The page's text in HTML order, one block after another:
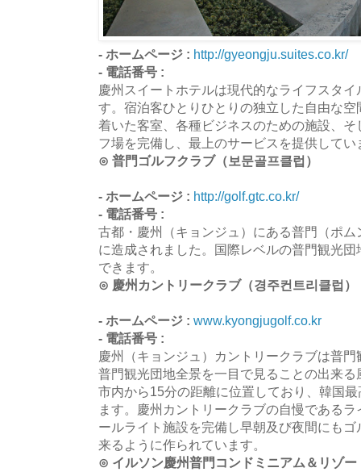
- ホームページ : http://gyeongju.suites.co.kr/
- 電話番号 :
慶州スイートホテルは現代的なライフスタ
す。宿泊客ひとりひとりの独立した自由な
着いた客室、各種ビジネスのための施設、
フ場を完備し、最上のサービスを提供してい
⊙ 普門ゴルフクラブ（보문골프클럽）
- ホームページ : http://golf.gtc.co.kr/
- 電話番号 :
古都・慶州（キョンジュ）にある普門（ポ
に造成されました。国際レベルの普門観光
できます。
⊙ 慶州カントリークラブ（경주컨트리클럽）
- ホームページ : www.kyongjugolf.co.kr
- 電話番号 :
慶州（キョンジュ）カントリークラブは普
普門観光団地全景を一目で見ることの出来
市内から15分の距離に位置しており、韓国
ます。慶州カントリークラブの自慢である
ールライト施設を完備し早朝及び夜間にも
来るように作られています。
⊙ イルソン慶州普門コンドミニアム＆リゾ